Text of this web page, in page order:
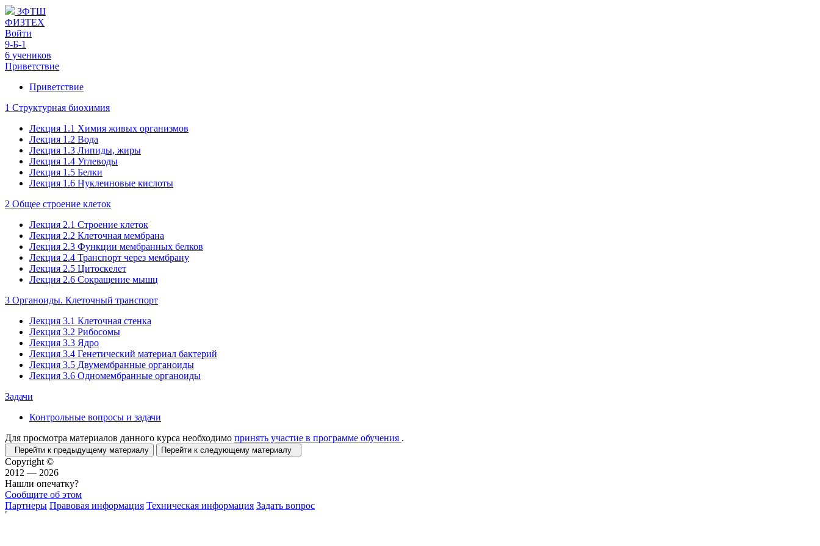
ЗФТШ
ФИЗТЕХ
Войти
9-Б-1
6 учеников
Приветствие
Приветствие
1 Структурная биохимия
Лекция 1.1 Химия живых организмов
Лекция 1.2 Вода
Лекция 1.3 Липиды, жиры
Лекция 1.4 Углеводы
Лекция 1.5 Белки
Лекция 1.6 Нуклеиновые кислоты
2 Общее строение клеток
Лекция 2.1 Строение клеток
Лекция 2.2 Клеточная мембрана
Лекция 2.3 Функции мембранных белков
Лекция 2.4 Транспорт через мембрану
Лекция 2.5 Цитоскелет
Лекция 2.6 Сокращение мышц
3 Органоиды. Клеточный транспорт
Лекция 3.1 Клеточная стенка
Лекция 3.2 Рибосомы
Лекция 3.3 Ядро
Лекция 3.4 Генетический материал бактерий
Лекция 3.5 Двумембранные органоиды
Лекция 3.6 Одномембранные органоиды
Задачи
Контрольные вопросы и задачи
Для просмотра материалов данного курса необходимо принять участие в программе обучения .
Перейти к предыдущему материалу Перейти к следующему материалу
Copyright ©
2012 — 2026
Нашли опечатку?
Сообщите об этом
Партнеры Правовая информация Техническая информация Задать вопрос